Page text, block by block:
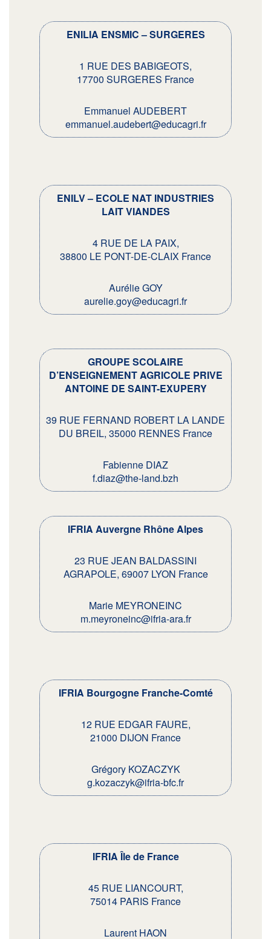
ENILIA ENSMIC – SURGERES
1 RUE DES BABIGEOTS,
17700 SURGERES France
Emmanuel AUDEBERT
emmanuel.audebert@educagri.fr
ENILV – ECOLE NAT INDUSTRIES
LAIT VIANDES
4 RUE DE LA PAIX,
38800 LE PONT-DE-CLAIX France
Aurélie GOY
aurelie.goy@educagri.fr
GROUPE SCOLAIRE
D’ENSEIGNEMENT AGRICOLE PRIVE
ANTOINE DE SAINT-EXUPERY
39 RUE FERNAND ROBERT LA LANDE
DU BREIL, 35000 RENNES France
Fabienne DIAZ
f.diaz@the-land.bzh
IFRIA Auvergne Rhône Alpes
23 RUE JEAN BALDASSINI
AGRAPOLE, 69007 LYON France
Marie MEYRONEINC
m.meyroneinc@ifria-ara.fr
IFRIA Bourgogne Franche-Comté
12 RUE EDGAR FAURE,
21000 DIJON France
Grégory KOZACZYK
g.kozaczyk@ifria-bfc.fr
IFRIA Île de France
45 RUE LIANCOURT,
75014 PARIS France
Laurent HAON